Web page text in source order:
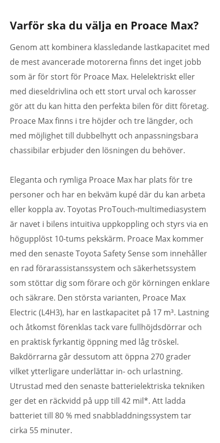
Varför ska du välja en Proace Max?
Genom att kombinera klassledande lastkapacitet med
de mest avancerade motorerna finns det inget jobb
som är för stort för Proace Max. Helelektriskt eller
med dieseldrivlina och ett stort urval och karosser
gör att du kan hitta den perfekta bilen för ditt företag.
Proace Max finns i tre höjder och tre längder, och
med möjlighet till dubbelhytt och anpassningsbara
chassibilar erbjuder den lösningen du behöver.
Eleganta och rymliga Proace Max har plats för tre
personer och har en bekväm kupé där du kan arbeta
eller koppla av. Toyotas ProTouch-multimediasystem
är navet i bilens intuitiva uppkoppling och styrs via en
högupplöst 10-tums pekskärm. Proace Max kommer
med den senaste Toyota Safety Sense som innehåller
en rad förarassistanssystem och säkerhetssystem
som stöttar dig som förare och gör körningen enklare
och säkrare. Den största varianten, Proace Max
Electric (L4H3), har en lastkapacitet på 17 m³. Lastning
och åtkomst förenklas tack vare fullhöjdsdörrar och
en praktisk fyrkantig öppning med låg tröskel.
Bakdörrarna går dessutom att öppna 270 grader
vilket ytterligare underlättar in- och urlastning.
Utrustad med den senaste batterielektriska tekniken
ger det en räckvidd på upp till 42 mil*. Att ladda
batteriet till 80 % med snabbladdningssystem tar
cirka 55 minuter.